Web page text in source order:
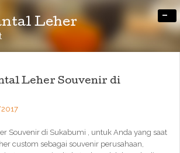
Leher -
Leher Souvenir di
Souvenir di Sukabumi , untuk Anda yang saat
custom sebagai souvenir perusahaan,